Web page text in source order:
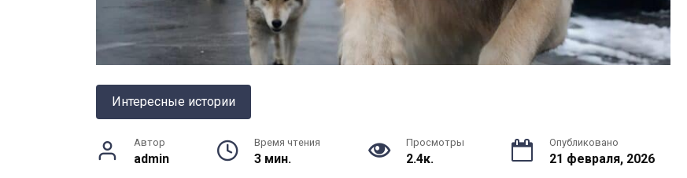
Интересные истории
Автор
admin
Время чтения
3 мин.
Просмотры
2.4к.
Опубликовано
21 февраля, 2026